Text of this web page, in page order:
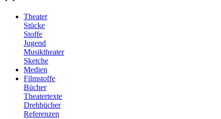
Theater
Stücke
Stoffe
Jugend
Musiktheater
Sketche
Medien
Filmstoffe
Bücher
Theatertexte
Drehbücher
Referenzen